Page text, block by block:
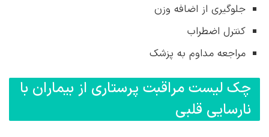
جلوگیری از اضافه وزن
کنترل اضطراب
مراجعه مداوم به پزشک
چک لیست مراقبت پرستاری از بیماران با
نارسایی قلبی